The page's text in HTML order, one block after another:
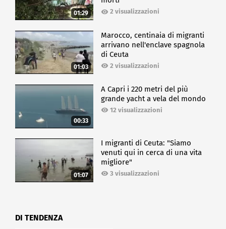
01:29 2 visualizzazioni
01:03
Marocco, centinaia di migranti
arrivano nell'enclave spagnola
di Ceuta
2 visualizzazioni
00:33
A Capri i 220 metri del più
grande yacht a vela del mondo
12 visualizzazioni
01:07
I migranti di Ceuta: "Siamo
venuti qui in cerca di una vita
migliore"
3 visualizzazioni
DI TENDENZA